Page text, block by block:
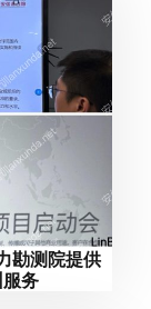
勘测院提供
服务